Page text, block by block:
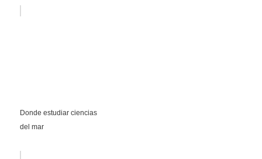
Donde estudiar ciencias
del mar